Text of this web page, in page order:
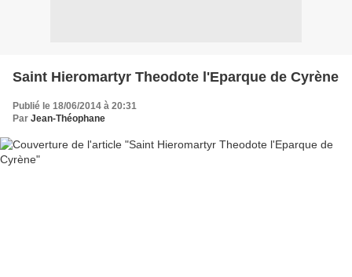
Saint Hieromartyr Theodote l'Eparque de Cyrène
Publié le 18/06/2014 à 20:31
Par Jean-Théophane